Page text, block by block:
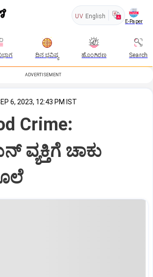
UV English
E-Paper
ದಿನ ಭವಿಷ್ಯ ಹೊಂಗಿರಣ Search
ADVERTISEMENT
6, 2023, 12:43 PM IST
Crime:
ಚಾಕು